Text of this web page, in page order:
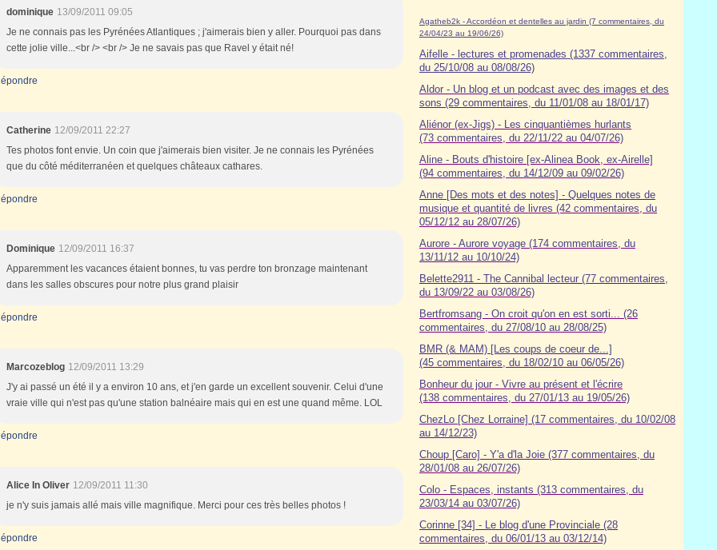
dominique 13/09/2011 09:05
Je ne connais pas les Pyrénées Atlantiques ; j'aimerais bien y aller. Pourquoi pas dans
cette jolie ville...<br /> <br /> Je ne savais pas que Ravel y était né!
Catherine 12/09/2011 22:27
Tes photos font envie. Un coin que j'aimerais bien visiter. Je ne connais les Pyrénées
que du côté méditerranéen et quelques châteaux cathares.
Dominique 12/09/2011 16:37
Apparemment les vacances étaient bonnes, tu vas perdre ton bronzage maintenant
dans les salles obscures pour notre plus grand plaisir
Marcozeblog 12/09/2011 13:29
J'y ai passé un été il y a environ 10 ans, et j'en garde un excellent souvenir. Celui d'une
vraie ville qui n'est pas qu'une station balnéaire mais qui en est une quand même. LOL
Alice In Oliver 12/09/2011 11:30
je n'y suis jamais allé mais ville magnifique. Merci pour ces très belles photos !
Agatheb2k - Accordéon et dentelles au jardin (7 commentaires, du
24/04/23 au 19/06/26)
Aifelle - lectures et promenades (1337 commentaires,
du 25/10/08 au 08/08/26)
Aldor - Un blog et un podcast avec des images et des
sons (29 commentaires, du 11/01/08 au 18/01/17)
Aliénor (ex-Jigs) - Les cinquantièmes hurlants
(73 commentaires, du 22/11/22 au 04/07/26)
Aline - Bouts d'histoire [ex-Alinea Book, ex-Airelle]
(94 commentaires, du 14/12/09 au 09/02/26)
Anne [Des mots et des notes] - Quelques notes de
musique et quantité de livres (42 commentaires, du
05/12/12 au 28/07/26)
Aurore - Aurore voyage (174 commentaires, du
13/11/12 au 10/10/24)
Belette2911 - The Cannibal lecteur (77 commentaires,
du 13/09/22 au 03/08/26)
Bertfromsang - On croit qu'on en est sorti... (26
commentaires, du 27/08/10 au 28/08/25)
BMR (& MAM) [Les coups de coeur de...]
(45 commentaires, du 18/02/10 au 06/05/26)
Bonheur du jour - Vivre au présent et l'écrire
(138 commentaires, du 27/01/13 au 19/05/26)
ChezLo [Chez Lorraine] (17 commentaires, du 10/02/08
au 14/12/23)
Choup [Caro] - Y'a d'la Joie (377 commentaires, du
28/01/08 au 26/07/26)
Colo - Espaces, instants (313 commentaires, du
23/03/14 au 03/07/26)
Corinne [34] - Le blog d'une Provinciale (28
commentaires, du 06/01/13 au 03/12/14)